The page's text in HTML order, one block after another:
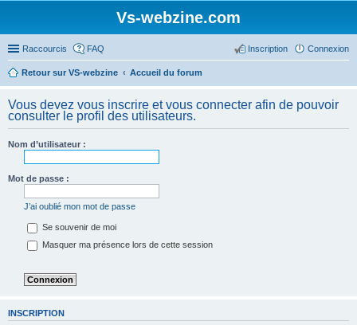
Vs-webzine.com
Raccourcis FAQ Connexion
Inscription
Retour sur VS-webzine Accueil du forum
Vous devez vous inscrire et vous connecter afin de pouvoir
consulter le profil des utilisateurs.
Nom d’utilisateur :
Mot de passe :
J’ai oublié mon mot de passe
Se souvenir de moi
Masquer ma présence lors de cette session
INSCRIPTION